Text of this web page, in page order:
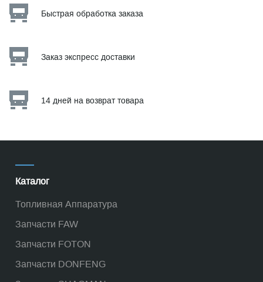
Быстрая обработка заказа
Заказ экспресс доставки
14 дней на возврат товара
Каталог
Топливная Аппаратура
Запчасти FAW
Запчасти FOTON
Запчасти DONFENG